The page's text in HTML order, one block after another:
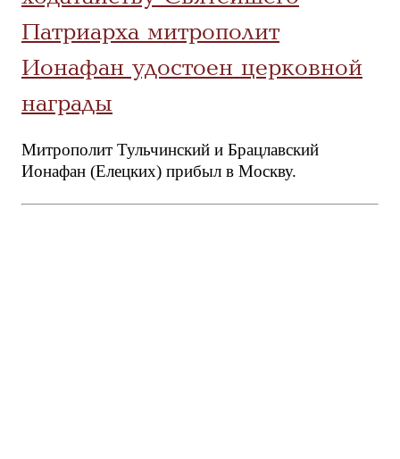
Патриарха митрополит
Ионафан удостоен церковной
награды
Митрополит Тульчинский и Брацлавский
Ионафан (Елецких) прибыл в Москву.